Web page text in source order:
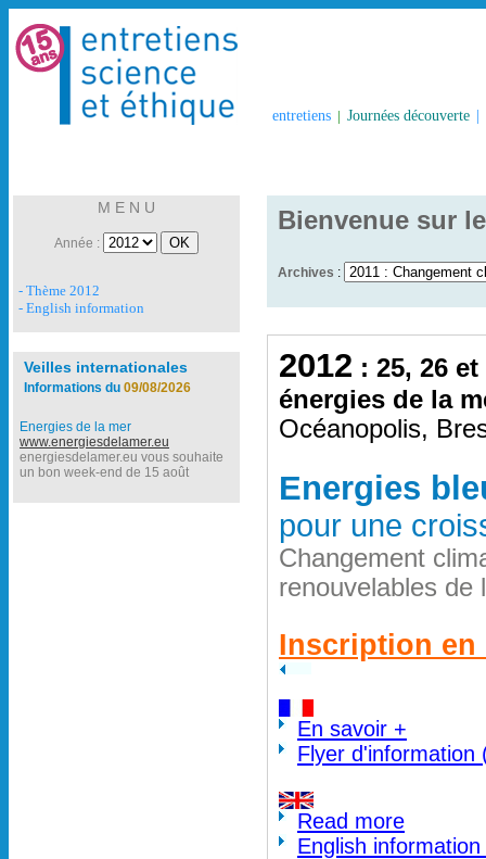
entretiens | Journées découverte
M E N U
Année :
- Thème 2012
- English information
Veilles internationales
Informations du 09/08/2026
Energies de la mer
www.energiesdelamer.eu
energiesdelamer.eu vous souhaite
un bon week-end de 15 août
Bienvenue sur
Archives :
2012 : 25, 26
énergies de la
Océanopolis,
Energies
pour une
Changement
renouvelables de
Inscription en
En savoir +
Flyer d'information
Read more
English